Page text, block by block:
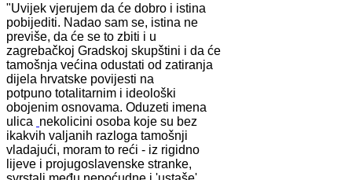
"Uvijek vjerujem da će dobro i istina
pobijediti. Nadao sam se, istina ne
previše, da će se to zbiti i u
zagrebačkoj Gradskoj skupštini i da će
tamošnja većina odustati od zatiranja
dijela hrvatske povijesti na
potpuno totalitarnim i ideološki
obojenim osnovama. Oduzeti imena
ulica nekolicini osoba koje su bez
ikakvih valjanih razloga tamošnji
vladajući, moram to reći - iz rigidno
lijeve i projugoslavenske stranke,